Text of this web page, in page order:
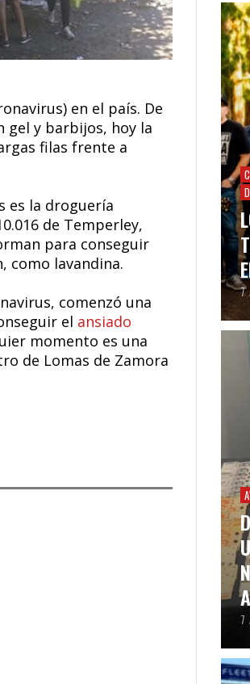
en el país. De
gel y barbijos, hoy la
filas frente a
es la droguería
de Temperley,
para conseguir
como lavandina.
comenzó una
el ansiado
momento es una
de Lomas de Zamora
7
7